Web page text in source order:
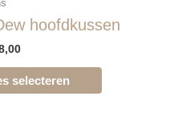
hoofdkussen
selecteren
variaties.
optie
kan